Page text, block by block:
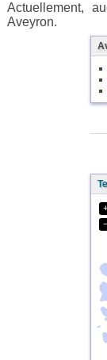
Actuellement,
Aveyron.